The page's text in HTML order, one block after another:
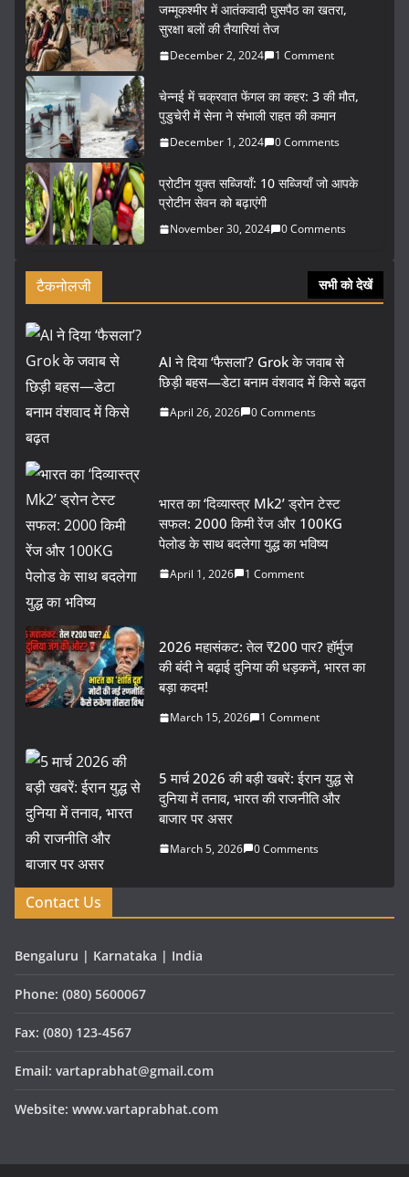
जम्मूकश्मीर में आतंकवादी घुसपैठ का खतरा,
सुरक्षा बलों की तैयारियां तेज
December 2, 2024 1 Comment
चेन्नई में चक्रवात फेंगल का कहर: 3 की मौत,
पुडुचेरी में सेना ने संभाली राहत की कमान
December 1, 2024 0 Comments
प्रोटीन युक्त सब्जियाँ: 10 सब्जियाँ जो आपके
प्रोटीन सेवन को बढ़ाएंगी
November 30, 2024 0 Comments
टैकनोलजी सभी को देखें
AI ने दिया ‘फैसला’? Grok के जवाब से
छिड़ी बहस—डेटा बनाम वंशवाद में किसे बढ़त
April 26, 2026 0 Comments
भारत का ‘दिव्यास्त्र Mk2’ ड्रोन टेस्ट
सफल: 2000 किमी रेंज और 100KG
पेलोड के साथ बदलेगा युद्ध का भविष्य
April 1, 2026 1 Comment
2026 महासंकट: तेल ₹200 पार? हॉर्मुज
की बंदी ने बढ़ाई दुनिया की धड़कनें, भारत का
बड़ा कदम!
March 15, 2026 1 Comment
5 मार्च 2026 की बड़ी खबरें: ईरान युद्ध से
दुनिया में तनाव, भारत की राजनीति और
बाजार पर असर
March 5, 2026 0 Comments
Contact Us
Bengaluru | Karnataka | India
Phone: (080) 5600067
Fax: (080) 123-4567
Email: vartaprabhat@gmail.com
Website: www.vartaprabhat.com